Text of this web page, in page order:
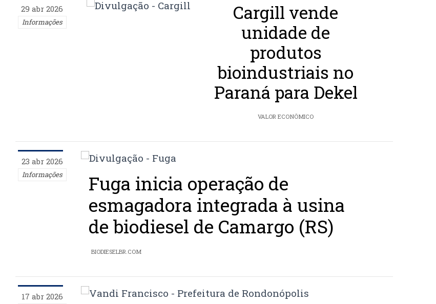
29 abr 2026
Informações
Cargill vende
unidade de
produtos
bioindustriais no
Paraná para Dekel
VALOR ECONÔMICO
23 abr 2026
Informações
Fuga inicia operação de
esmagadora integrada à usina
de biodiesel de Camargo (RS)
BIODIESELBR.COM
17 abr 2026